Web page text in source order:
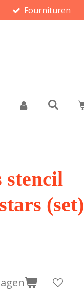
Fournituren
stencil
(set)